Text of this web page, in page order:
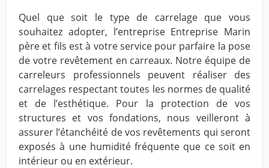
Quel que soit le type de carrelage que vous
souhaitez adopter, l’entreprise Entreprise Marin
père et fils est à votre service pour parfaire la pose
de votre revêtement en carreaux. Notre équipe de
carreleurs professionnels peuvent réaliser des
carrelages respectant toutes les normes de qualité
et de l’esthétique. Pour la protection de vos
structures et vos fondations, nous veilleront à
assurer l’étanchéité de vos revêtements qui seront
exposés à une humidité fréquente que ce soit en
intérieur ou en extérieur.